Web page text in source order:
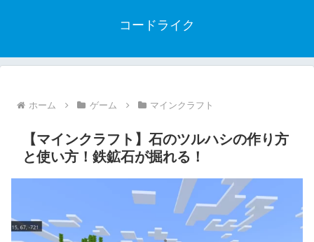
コードライク
ホーム ゲーム マインクラフト
【マインクラフト】石のツルハシの作り方
と使い方！鉄鉱石が掘れる！